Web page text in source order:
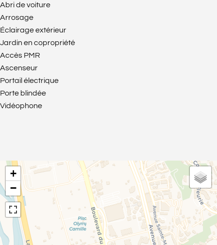
Abri de voiture
Arrosage
Éclairage extérieur
Jardin en copropriété
Accès PMR
Ascenseur
Portail électrique
Porte blindée
Vidéophone
+
−